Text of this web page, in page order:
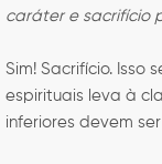
caráter e sacrifício
Sim! Sacrifício. Isso
espirituais leva à
inferiores devem